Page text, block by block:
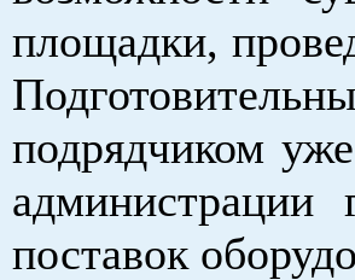
площадки,
подрядчиком
администрации
поставок